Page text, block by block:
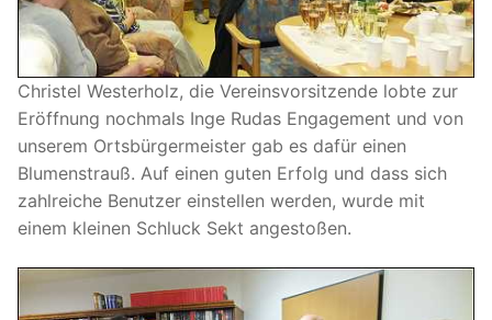
Christel Westerholz, die Vereinsvorsitzende lobte zur
Eröffnung nochmals Inge Rudas Engagement und von
unserem Ortsbürgermeister gab es dafür einen
Blumenstrauß. Auf einen guten Erfolg und dass sich
zahlreiche Benutzer einstellen werden, wurde mit
einem kleinen Schluck Sekt angestoßen.